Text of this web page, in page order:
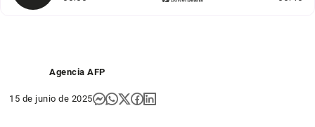
Agencia AFP
15 de junio de 2025